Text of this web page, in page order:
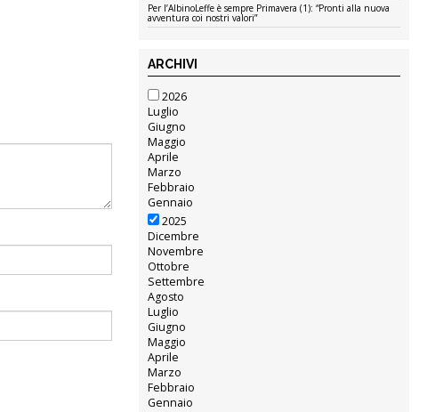
Per l’AlbinoLeffe è sempre Primavera (1): “Pronti alla nuova
avventura coi nostri valori”
ARCHIVI
2026
Luglio
Giugno
Maggio
Aprile
Marzo
Febbraio
Gennaio
2025
Dicembre
Novembre
Ottobre
Settembre
Agosto
Luglio
Giugno
Maggio
Aprile
Marzo
Febbraio
Gennaio